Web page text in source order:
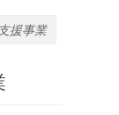
援事業